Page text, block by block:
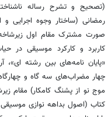
(تصحیح وتشرح رساله
رمضانی (ساختار وجوه اجرایی و
صورت مشترک مقام اول
کاربرد و کارکرد موسیقی در
«پایان نامه‌های بین رشته ای»،
چهار مضراب‌های سه گاه و
موج نو ازپشنگ کامکار) مقام
کتاب (اصول بداهه نوازی